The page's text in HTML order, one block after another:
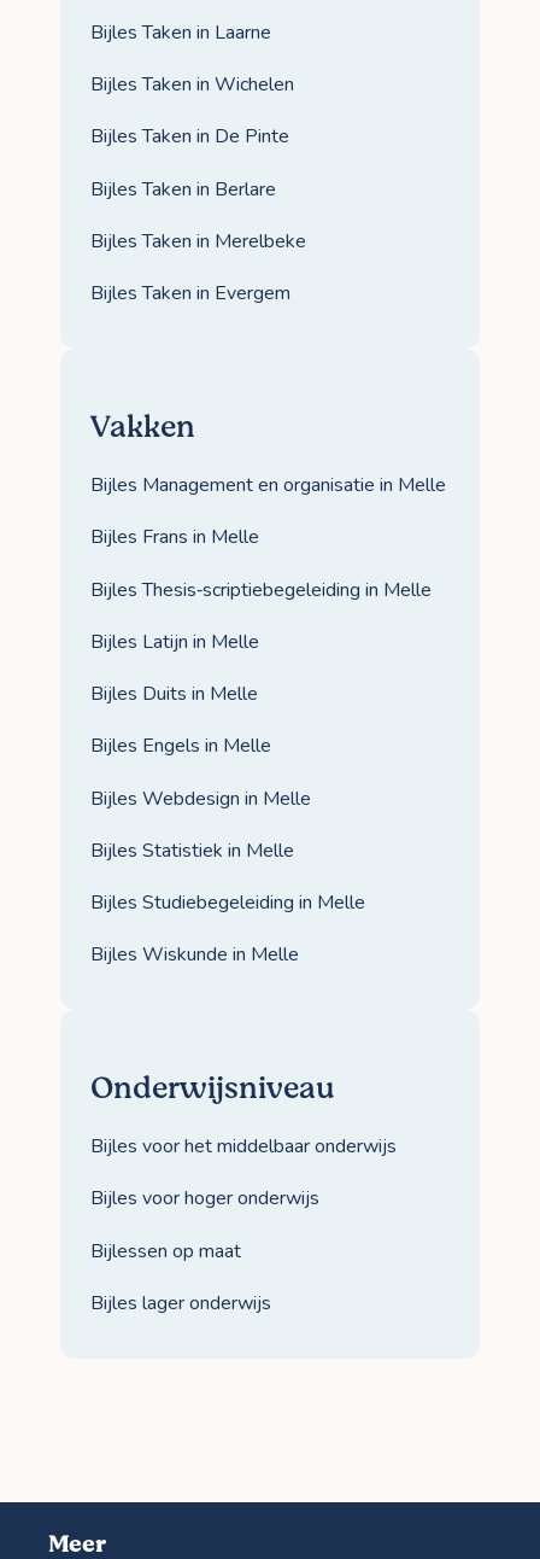
Bijles Taken in Laarne
Bijles Taken in Wichelen
Bijles Taken in De Pinte
Bijles Taken in Berlare
Bijles Taken in Merelbeke
Bijles Taken in Evergem
Vakken
Bijles Management en organisatie in Melle
Bijles Frans in Melle
Bijles Thesis‑scriptiebegeleiding in Melle
Bijles Latijn in Melle
Bijles Duits in Melle
Bijles Engels in Melle
Bijles Webdesign in Melle
Bijles Statistiek in Melle
Bijles Studiebegeleiding in Melle
Bijles Wiskunde in Melle
Onderwijsniveau
Bijles voor het middelbaar onderwijs
Bijles voor hoger onderwijs
Bijlessen op maat
Bijles lager onderwijs
Meer